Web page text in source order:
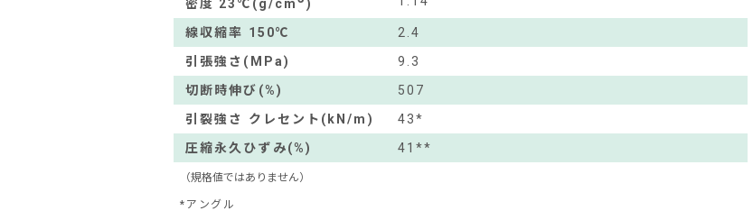
密度 23℃(g/cm )
線収縮率 150℃
2.4
引張強さ(MPa)
9.3
切断時伸び(%)
507
引裂強さ クレセント(kN/m)
43*
圧縮永久ひずみ(%)
41**
（規格値ではありません）
*アングル